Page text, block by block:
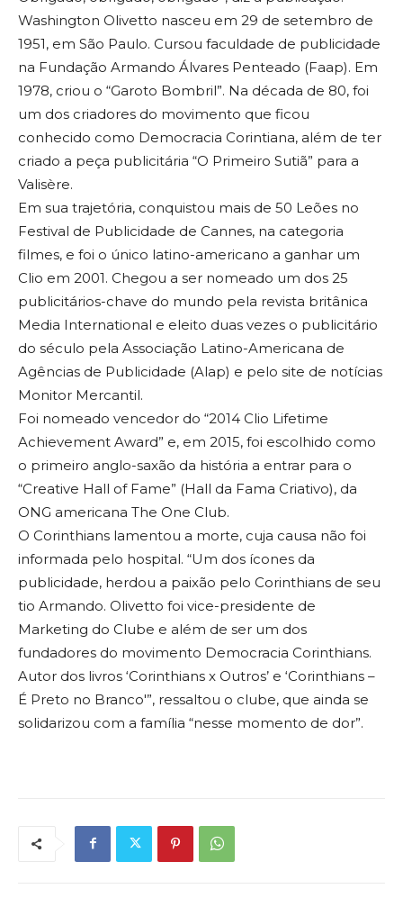
Washington Olivetto nasceu em 29 de setembro de
1951, em São Paulo. Cursou faculdade de publicidade
na Fundação Armando Álvares Penteado (Faap). Em
1978, criou o “Garoto Bombril”. Na década de 80, foi
um dos criadores do movimento que ficou
conhecido como Democracia Corintiana, além de ter
criado a peça publicitária “O Primeiro Sutiã” para a
Valisère.
Em sua trajetória, conquistou mais de 50 Leões no
Festival de Publicidade de Cannes, na categoria
filmes, e foi o único latino-americano a ganhar um
Clio em 2001. Chegou a ser nomeado um dos 25
publicitários-chave do mundo pela revista britânica
Media International e eleito duas vezes o publicitário
do século pela Associação Latino-Americana de
Agências de Publicidade (Alap) e pelo site de notícias
Monitor Mercantil.
Foi nomeado vencedor do “2014 Clio Lifetime
Achievement Award” e, em 2015, foi escolhido como
o primeiro anglo-saxão da história a entrar para o
“Creative Hall of Fame” (Hall da Fama Criativo), da
ONG americana The One Club.
O Corinthians lamentou a morte, cuja causa não foi
informada pelo hospital. “Um dos ícones da
publicidade, herdou a paixão pelo Corinthians de seu
tio Armando. Olivetto foi vice-presidente de
Marketing do Clube e além de ser um dos
fundadores do movimento Democracia Corinthians.
Autor dos livros ‘Corinthians x Outros’ e ‘Corinthians –
É Preto no Branco'”, ressaltou o clube, que ainda se
solidarizou com a família “nesse momento de dor”.